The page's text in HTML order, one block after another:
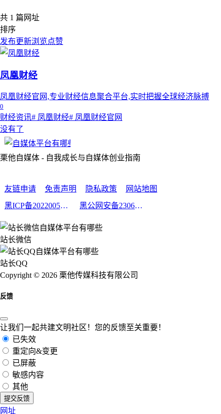
共 1 篇网址
排序
发布更新浏览点赞
凤凰财经
凤凰财经官网,专业财经信息聚合平台,实时把握全球经济脉搏
0
财经资讯# 凤凰财经# 凤凰财经官网
没有了
栗他自媒体 - 自我成长与自媒体创业指南
友链申请 免责声明 隐私政策
网站地图
黑ICP备2022005210号-2
黑公网安备23060302000213号
站长微信
站长QQ
Copyright © 2026 栗他传媒科技有限公司
反馈
让我们一起共建文明社区！您的反馈至关重要！
已失效
重定向&变更
已屏蔽
敏感内容
其他
提交反馈
网址